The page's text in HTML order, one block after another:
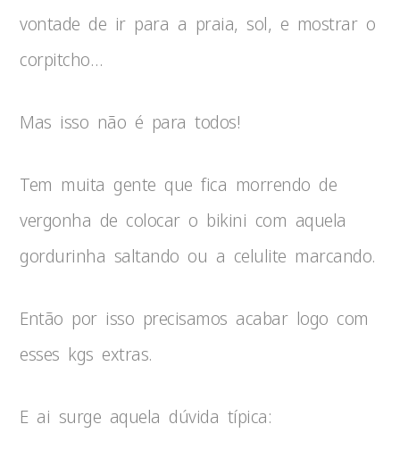
vontade de ir para a praia, sol, e mostrar o
corpitcho…
Mas isso não é para todos!
Tem muita gente que fica morrendo de
vergonha de colocar o bikini com aquela
gordurinha saltando ou a celulite marcando.
Então por isso precisamos acabar logo com
esses kgs extras.
E ai surge aquela dúvida típica: